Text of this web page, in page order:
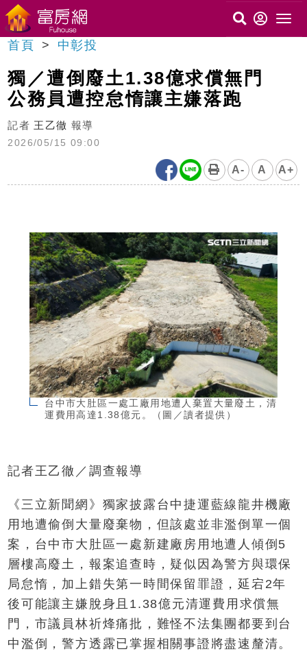
首頁 中彰投
獨／遭倒廢土1.38億求償無門
公務員遭控怠惰讓主嫌落跑
記者 王乙徹 報導
2026/05/15 09:00
A- A A+
台中市大肚區一處工廠用地遭人棄置大量廢土，清
運費用高達1.38億元。（圖／讀者提供）
記者王乙徹／調查報導
《三立新聞網》獨家披露台中捷運藍線龍井機廠
用地遭偷倒大量廢棄物，但該處並非濫倒單一個
案，台中市大肚區一處新建廠房用地遭人傾倒5
層樓高廢土，報案追查時，疑似因為警方與環保
局怠惰，加上錯失第一時間保留罪證，延宕2年
後可能讓主嫌脫身且1.38億元清運費用求償無
門，市議員林祈烽痛批，難怪不法集團都要到台
中濫倒，警方透露已掌握相關事證將盡速釐清。